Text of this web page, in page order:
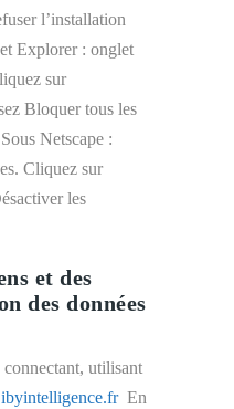
l’installation
Explorer : onglet
sur
Bloquer tous les
Netscape :
Cliquez sur
les
et des
des données
utilisant
En